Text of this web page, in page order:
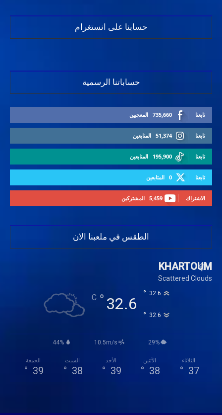
حسابنا على انستغرام
حساباتنا الرسمية
735,660 المعجبين تابعنا
51,374 المتابعين تابعنا
195,900 المتابعين تابعنا
0 المتابعين تابعنا
5,459 المشتركين الاشتراك
الطقس في ملعبنا الان
KHARTOUM
Scattered Clouds
32.6
°
C 32.6
°
32.6
°
44% 10.5m/s 29%
الجمعة
39
°
السبت
38
°
الأحد
39
°
الأثنين
38
°
الثلاثاء
37
°